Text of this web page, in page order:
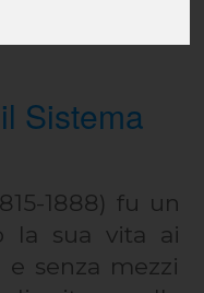
Sistema
1888) fu un
la sua vita ai
e senza mezzi